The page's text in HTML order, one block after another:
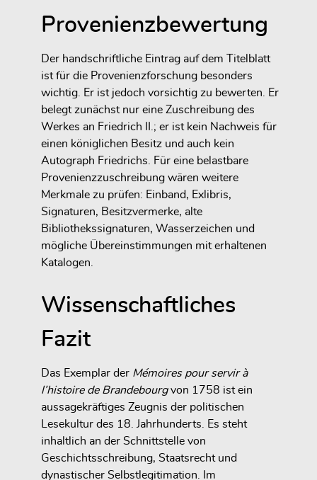
Provenienzbewertung
Der handschriftliche Eintrag auf dem Titelblatt
ist für die Provenienzforschung besonders
wichtig. Er ist jedoch vorsichtig zu bewerten. Er
belegt zunächst nur eine Zuschreibung des
Werkes an Friedrich II.; er ist kein Nachweis für
einen königlichen Besitz und auch kein
Autograph Friedrichs. Für eine belastbare
Provenienzzuschreibung wären weitere
Merkmale zu prüfen: Einband, Exlibris,
Signaturen, Besitzvermerke, alte
Bibliothekssignaturen, Wasserzeichen und
mögliche Übereinstimmungen mit erhaltenen
Katalogen.
Wissenschaftliches
Fazit
Das Exemplar der Mémoires pour servir à
l’histoire de Brandebourgvon 1758 ist ein
aussagekräftiges Zeugnis der politischen
Lesekultur des 18. Jahrhunderts. Es steht
inhaltlich an der Schnittstelle von
Geschichtsschreibung, Staatsrecht und
dynastischer Selbstlegitimation. Im